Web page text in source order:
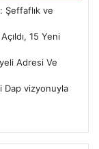
Şeffaflık ve
15 Yeni
Adresi Ve
Dap vizyonuyla